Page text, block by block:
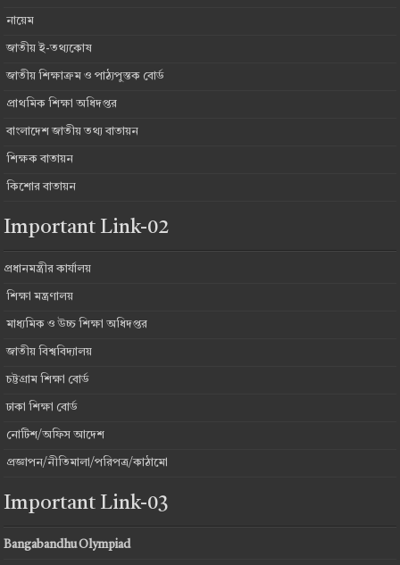
নায়েম
জাতীয় ই-তথ্যকোষ
জাতীয় শিক্ষাক্রম ও পাঠ্যপুস্তক বোর্ড
প্রাথমিক শিক্ষা অধিদপ্তর
বাংলাদেশ জাতীয় তথ্য বাতায়ন
শিক্ষক বাতায়ন
কিশোর বাতায়ন
Important Link-02
প্রধানমন্ত্রীর কার্যালয়
শিক্ষা মন্ত্রণালয়
মাধ্যমিক ও উচ্চ শিক্ষা অধিদপ্তর
জাতীয় বিশ্ববিদ্যালয়
চট্টগ্রাম শিক্ষা বোর্ড
ঢাকা শিক্ষা বোর্ড
নোটিশ/অফিস আদেশ
প্রজ্ঞাপন/নীতিমালা/পরিপত্র/কাঠামো
Important Link-03
Bangabandhu Olympiad